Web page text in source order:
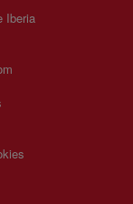
Iberia